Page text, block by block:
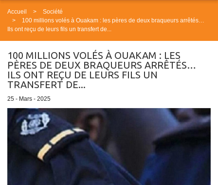
Accueil
Société
100 millions volés à Ouakam : les pères de deux braqueurs arrêtés…
Ils ont reçu de leurs fils un transfert de...
100 MILLIONS VOLÉS À OUAKAM : LES
PÈRES DE DEUX BRAQUEURS ARRÊTÉS…
ILS ONT REÇU DE LEURS FILS UN
TRANSFERT DE...
25 - Mars - 2025